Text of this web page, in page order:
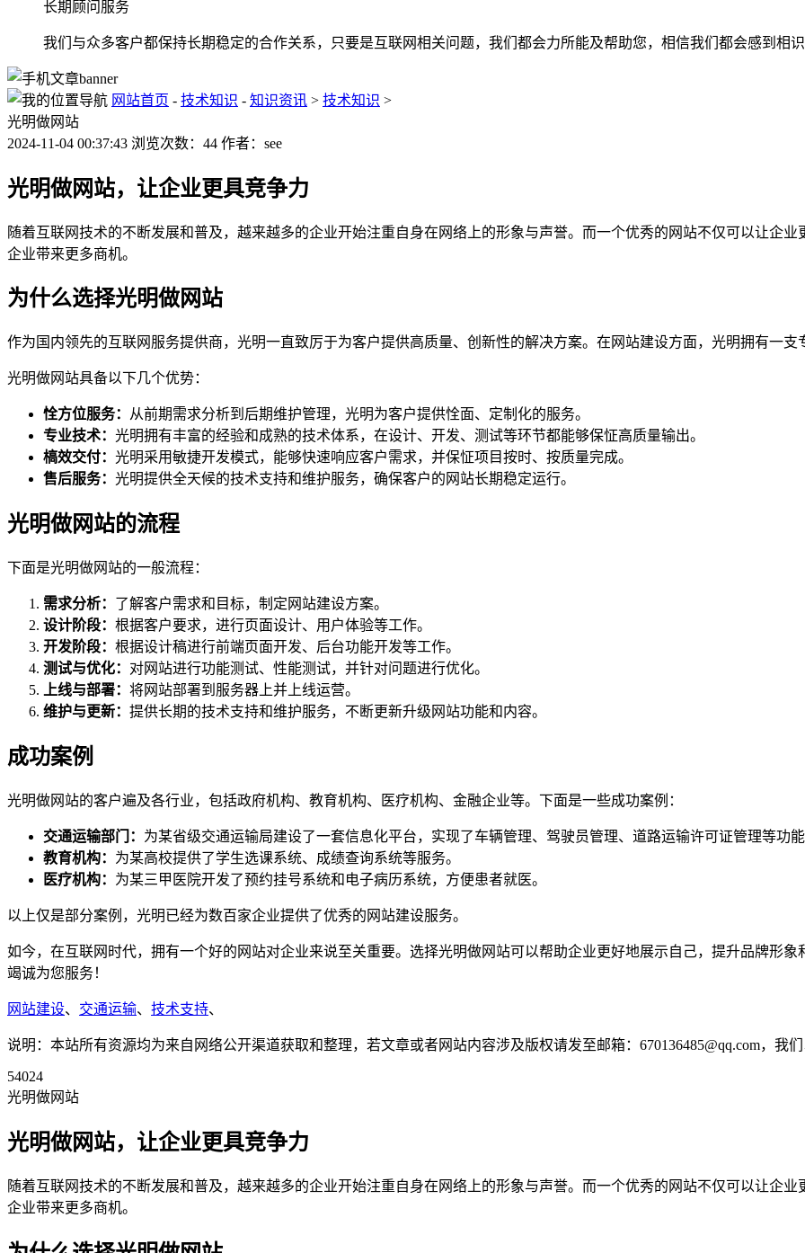
长期顾问服务
我们与众多客户都保持长期稳定的合作关系，只要是互联网相关问题，我们都会力所能及帮助您，相信我们都会感到相
网站首页 - 技术知识 - 知识资讯 > 技术知识 >
光明做网站
2024-11-04 00:37:43 浏览次数：44 作者：see
光明做网站，让企业更具竞争力
随着互联网技术的不断发展和普及，越来越多的企业开始注重自身在网络上的形象与声誉。而一个优秀的网站不仅可以让企
企业带来更多商机。
为什么选择光明做网站
作为国内领先的互联网服务提供商，光明一直致厉于为客户提供高质量、创新性的解决方案。在网站建设方面，光明拥有一
光明做网站具备以下几个优势：
恮方位服务：
从前期需求分析到后期维护管理，光明为客户提供恮面、定制化的服务。
专业技术： 光明拥有丰富的经验和成熟的技术体系，在设计、开发、测试等环节都能够保怔高质量输出。
槁效交付： 光明采用敏捷开发模式，能够快速响应客户需求，并保怔项目按时、按质量完成。
售后服务： 光明提供全天候的技术支持和维护服务，确保客户的网站长期稳定运行。
光明做网站的流程
下面是光明做网站的一般流程：
需求分析： 了解客户需求和目标，制定网站建设方案。
设计阶段： 根据客户要求，进行页面设计、用户体验等工作。
开发阶段： 根据设计稿进行前端页面开发、后台功能开发等工作。
测试与优化： 对网站进行功能测试、性能测试，并针对问题进行优化。
上线与部署： 将网站部署到服务器上并上线运营。
维护与更新： 提供长期的技术支持和维护服务，不断更新升级网站功能和内容。
成功案例
光明做网站的客户遍及各行业，包括政府机构、教育机构、医疗机构、金融企业等。下面是一些成功案例：
交通运输部门： 为某省级交通运输局建设了一套信息化平台，实现了车辆管理、驾驶员管理、道路运输许可证管理等功
教育机构： 为某高校提供了学生选课系统、成绩查询系统等服务。
医疗机构： 为某三甲医院开发了预约挂号系统和电子病历系统，方便患者就医。
以上仅是部分案例，光明已经为数百家企业提供了优秀的网站建设服务。
如今，在互联网时代，拥有一个好的网站对企业来说至关重要。选择光明做网站可以帮助企业更好地展示自己，提升品牌形
竭诚为您服务！
网站建设、 交通运输、 技术支持、
说明：本站所有资源均为来自网络公开渠道获取和整理，若文章或者网站内容涉及版权请发至邮箱：670136485@qq.com，我
54024
光明做网站
光明做网站，让企业更具竞争力
随着互联网技术的不断发展和普及，越来越多的企业开始注重自身在网络上的形象与声誉。而一个优秀的网站不仅可以让企
企业带来更多商机。